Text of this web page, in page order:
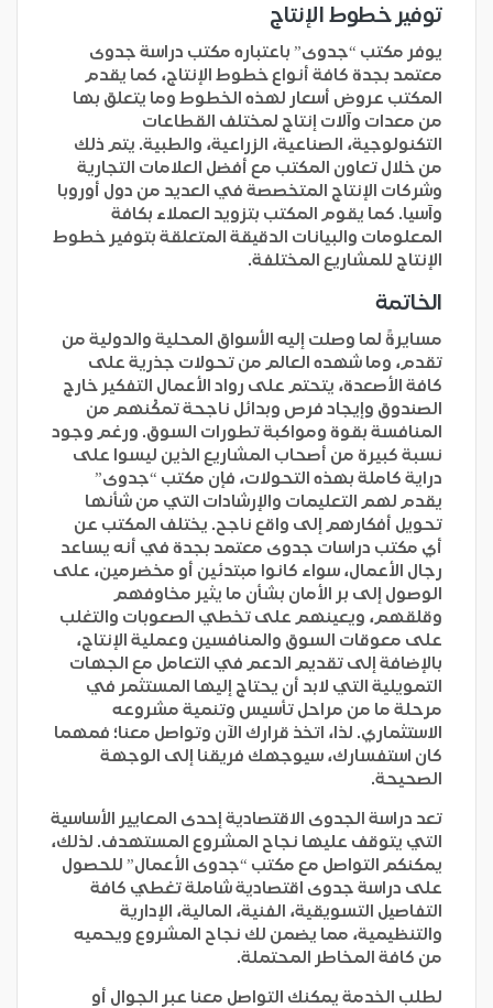
توفير خطوط الإنتاج
يوفر مكتب “جدوى” باعتباره مكتب دراسة جدوى
معتمد بجدة كافة أنواع خطوط الإنتاج، كما يقدم
المكتب عروض أسعار لهذه الخطوط وما يتعلق بها
من معدات وآلات إنتاج لمختلف القطاعات
التكنولوجية، الصناعية، الزراعية، والطبية. يتم ذلك
من خلال تعاون المكتب مع أفضل العلامات التجارية
وشركات الإنتاج المتخصصة في العديد من دول أوروبا
وآسيا. كما يقوم المكتب بتزويد العملاء بكافة
المعلومات والبيانات الدقيقة المتعلقة بتوفير خطوط
الإنتاج للمشاريع المختلفة.
الخاتمة
مسايرةً لما وصلت إليه الأسواق المحلية والدولية من
تقدم، وما شهده العالم من تحولات جذرية على
كافة الأصعدة، يتحتم على رواد الأعمال التفكير خارج
الصندوق وإيجاد فرص وبدائل ناجحة تمكّنهم من
المنافسة بقوة ومواكبة تطورات السوق. ورغم وجود
نسبة كبيرة من أصحاب المشاريع الذين ليسوا على
دراية كاملة بهذه التحولات، فإن مكتب “جدوى”
يقدم لهم التعليمات والإرشادات التي من شأنها
تحويل أفكارهم إلى واقع ناجح. يختلف المكتب عن
أي مكتب دراسات جدوى معتمد بجدة في أنه يساعد
رجال الأعمال، سواء كانوا مبتدئين أو مخضرمين، على
الوصول إلى بر الأمان بشأن ما يثير مخاوفهم
وقلقهم، ويعينهم على تخطي الصعوبات والتغلب
على معوقات السوق والمنافسين وعملية الإنتاج،
بالإضافة إلى تقديم الدعم في التعامل مع الجهات
التمويلية التي لابد أن يحتاج إليها المستثمر في
مرحلة ما من مراحل تأسيس وتنمية مشروعه
الاستثماري. لذا، اتخذ قرارك الآن وتواصل معنا؛ فمهما
كان استفسارك، سيوجهك فريقنا إلى الوجهة
الصحيحة.
تعد دراسة الجدوى الاقتصادية إحدى المعايير الأساسية
التي يتوقف عليها نجاح المشروع المستهدف. لذلك،
يمكنكم التواصل مع مكتب “جدوى الأعمال” للحصول
على دراسة جدوى اقتصادية شاملة تغطي كافة
التفاصيل التسويقية، الفنية، المالية، الإدارية
والتنظيمية، مما يضمن لك نجاح المشروع ويحميه
من كافة المخاطر المحتملة.
لطلب الخدمة يمكنك التواصل معنا عبر الجوال أو